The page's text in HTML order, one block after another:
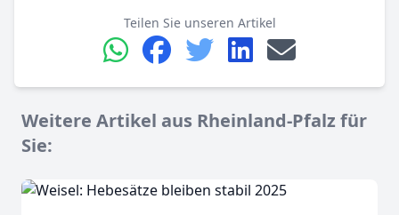
Teilen Sie unseren Artikel
Weitere Artikel aus Rheinland-Pfalz für
Sie: